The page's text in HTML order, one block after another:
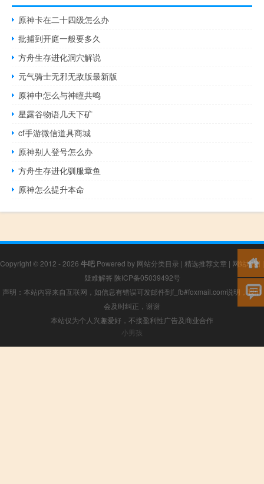
原神卡在二十四级怎么办
批捕到开庭一般要多久
方舟生存进化洞穴解说
元气骑士无邪无敌版最新版
原神中怎么与神瞳共鸣
星露谷物语几天下矿
cf手游微信道具商城
原神别人登号怎么办
方舟生存进化驯服章鱼
原神怎么提升本命
Copyright © 2012 - 2026 牛吧 Powered by 网站分类目录 | 精选推荐文章 | 网站地图 |
疑难解答 陕ICP备05039492号
声明：本站内容来自互联网，如信息有错误可发邮件到f_fb#foxmail.com说明，我们
会及时纠正，谢谢
本站仅为个人兴趣爱好，不接盈利性广告及商业合作
小男孩